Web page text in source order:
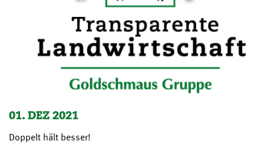
01. DEZ 2021
Doppelt hält besser!